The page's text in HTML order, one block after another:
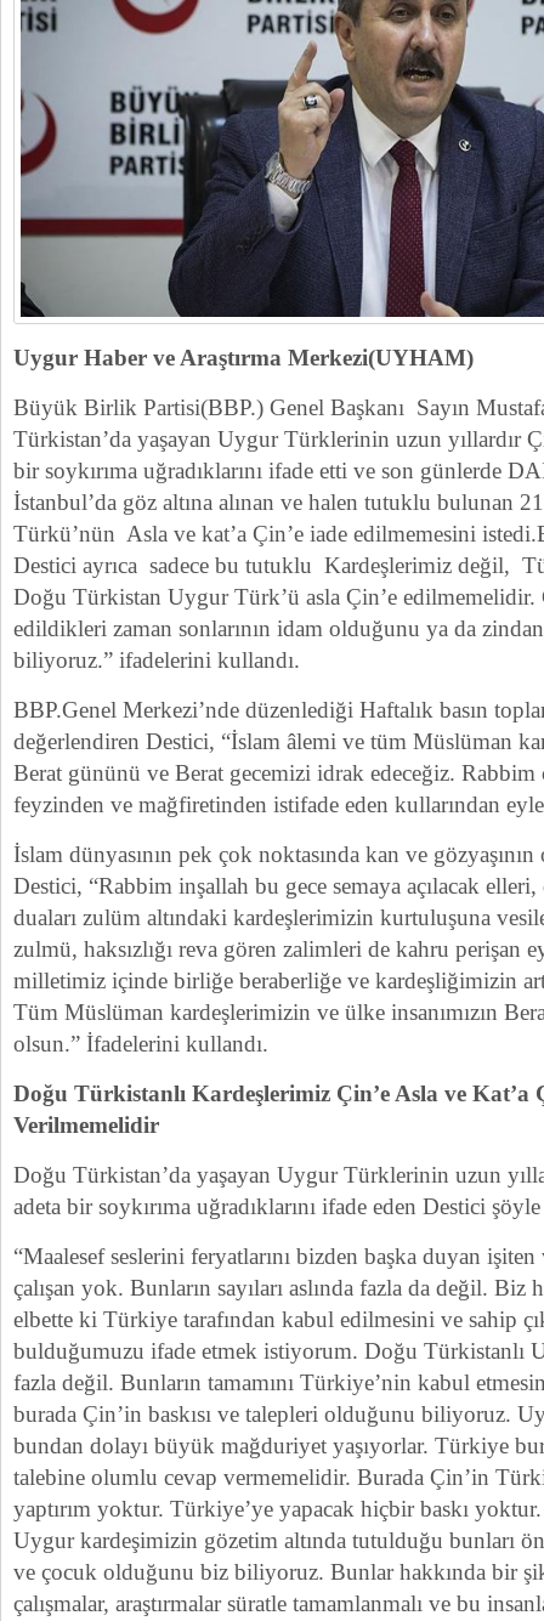
Uygur Haber ve Araştırma Merkezi(UYHAM)
Büyük Birlik Partisi(BBP.) Genel Başkanı Sayın
Türkistan’da yaşayan Uygur Türklerinin uzun yıllardır
bir soykırıma uğradıklarını ifade etti ve son günlerde
İstanbul’da göz altına alınan ve halen tutuklu bulunan
Türkü’nün Asla ve kat’a Çin’e iade edilmemesini
Destici ayrıca sadece bu tutuklu Kardeşlerimiz değil,
Doğu Türkistan Uygur Türk’ü asla Çin’e edilmemelidir.
edildikleri zaman sonlarının idam olduğunu ya da
biliyoruz.” ifadelerini kullandı.
BBP.Genel Merkezi’nde düzenlediği Haftalık basın
değerlendiren Destici, “İslam âlemi ve tüm Müslüman
Berat gününü ve Berat gecemizi idrak edeceğiz.
feyzinden ve mağfiretinden istifade eden kullarından
İslam dünyasının pek çok noktasında kan ve
Destici, “Rabbim inşallah bu gece semaya açılacak
duaları zulüm altındaki kardeşlerimizin kurtuluşuna
zulmü, haksızlığı reva gören zalimleri de kahru perişan
milletimiz içinde birliğe beraberliğe ve kardeşliğimizin
Tüm Müslüman kardeşlerimizin ve ülke insanımızın
olsun.” İfadelerini kullandı.
Doğu Türkistanlı Kardeşlerimiz Çin’e Asla ve Kat’a
Verilmemelidir
Doğu Türkistan’da yaşayan Uygur Türklerinin uzun
adeta bir soykırıma uğradıklarını ifade eden Destici
“Maalesef seslerini feryatlarını bizden başka duyan işiten
çalışan yok. Bunların sayıları aslında fazla da değil. Biz
elbette ki Türkiye tarafından kabul edilmesini ve sahip
bulduğumuzu ifade etmek istiyorum. Doğu Türkistanlı
fazla değil. Bunların tamamını Türkiye’nin kabul
burada Çin’in baskısı ve talepleri olduğunu biliyoruz.
bundan dolayı büyük mağduriyet yaşıyorlar. Türkiye
talebine olumlu cevap vermemelidir. Burada Çin’in
yaptırım yoktur. Türkiye’ye yapacak hiçbir baskı
Uygur kardeşimizin gözetim altında tutulduğu bunları
ve çocuk olduğunu biz biliyoruz. Bunlar hakkında bir
çalışmalar, araştırmalar süratle tamamlanmalı ve bu